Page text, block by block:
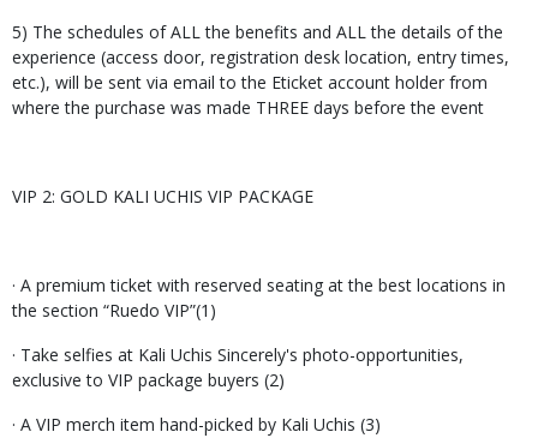
5) The schedules of ALL the benefits and ALL the details of the
experience (access door, registration desk location, entry times,
etc.), will be sent via email to the Eticket account holder from
where the purchase was made THREE days before the event
VIP 2: GOLD KALI UCHIS VIP PACKAGE
· A premium ticket with reserved seating at the best locations in
the section “Ruedo VIP”(1)
· Take selfies at Kali Uchis Sincerely's photo-opportunities,
exclusive to VIP package buyers (2)
· A VIP merch item hand-picked by Kali Uchis (3)